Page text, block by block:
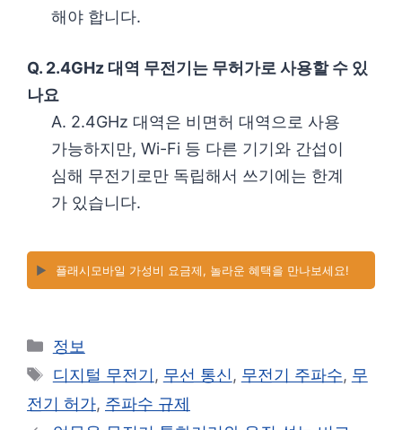
해야 합니다.
Q. 2.4GHz 대역 무전기는 무허가로 사용할 수 있
나요
A. 2.4GHz 대역은 비면허 대역으로 사용
가능하지만, Wi-Fi 등 다른 기기와 간섭이
심해 무전기로만 독립해서 쓰기에는 한계
가 있습니다.
▶️ 플래시모바일 가성비 요금제, 놀라운 혜택을 만나보세요!
카
테
리
정보
태
그
디지털 무전기 , 무선 통신 , 무전기 주파수, 무
전기 허가, 주파수 규제